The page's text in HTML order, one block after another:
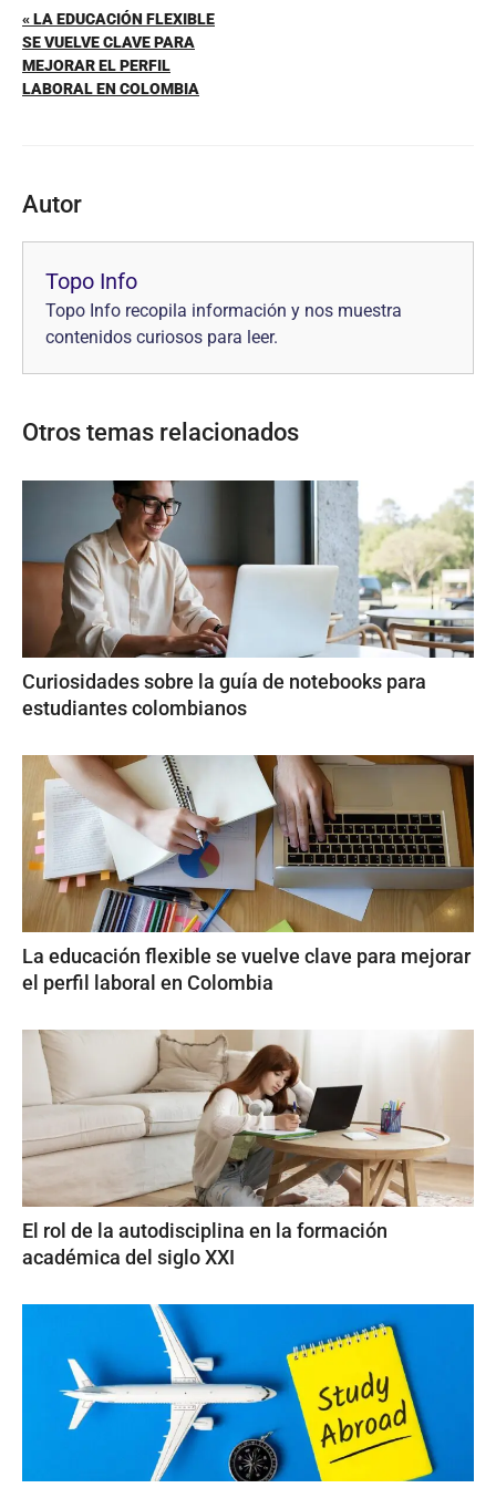
« LA EDUCACIÓN FLEXIBLE
SE VUELVE CLAVE PARA
MEJORAR EL PERFIL
LABORAL EN COLOMBIA
Autor
Topo Info
Topo Info recopila información y nos muestra
contenidos curiosos para leer.
Otros temas relacionados
Curiosidades sobre la guía de notebooks para
estudiantes colombianos
La educación flexible se vuelve clave para mejorar
el perfil laboral en Colombia
El rol de la autodisciplina en la formación
académica del siglo XXI